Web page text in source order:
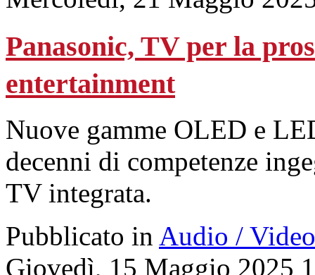
Panasonic, TV per la
entertainment
Nuove gamme OLED e
decenni di competenze
TV integrata.
Pubblicato in Audio / Video
Giovedì, 15 Maggio 2025